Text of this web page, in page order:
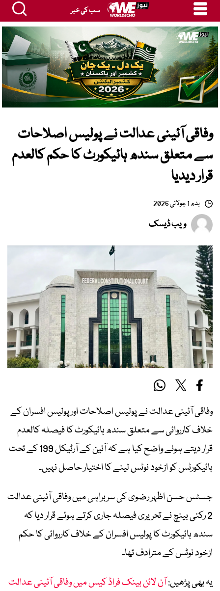
سب کی خبر
وفاقی آئینی عدالت نے پولیس اصلاحات
سے متعلق سندھ ہائیکورٹ کا حکم کالعدم
قرار دیدیا
بدھ 1 جولائی 2026
ویب ڈیسک
وفاقی آئینی عدالت نے پولیس اصلاحات اور پولیس افسران کے
خلاف کارروائی سے متعلق سندھ ہائیکورٹ کا فیصلہ کالعدم
قرار دیتے ہوئے واضح کیا ہے کہ آئین کے آرٹیکل 199 کے تحت
ہائیکورٹس کو ازخود نوٹس لینے کا اختیار حاصل نہیں۔
جسٹس حسن اظہر رضوی کی سربراہی میں وفاقی آئینی عدالت
2 رکنی بینچ نے تحریری فیصلہ جاری کرتے ہوئے قرار دیا کہ
سندھ ہائیکورٹ کا پولیس افسران کے خلاف کارروائی کا حکم
ازخود نوٹس کے مترادف تھا۔
یہ بھی پڑھیں:آن لائن بینک فراڈ کیس میں وفاقی آئینی عدالت